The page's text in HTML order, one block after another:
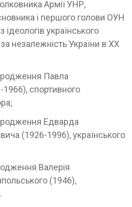
Армії УНР,
і першого голови ОУН
українського
незалежність України в ХХ
Павла
спортивного
Едварда
(1926-1996), українського
Валерія
(1946),